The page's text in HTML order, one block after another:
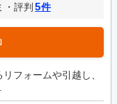
・評判5件
フォームや引越し、